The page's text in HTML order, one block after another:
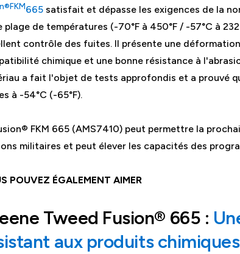
665 satisfait et dépasse les exigences de la
plage de températures (-70°F à 450°F / -57°C à
contrôle des fuites. Il présente une
chimique et une bonne résistance à
a fait l'objet de tests approfondis et a prouvé
à -54°C (-65°F).
FKM 665 (AMS7410) peut permettre la
militaires et peut élever les capacités des
POUVEZ ÉGALEMENT AIMER
Tweed Fusion® 665 :
aux produits